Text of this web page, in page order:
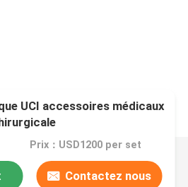
UCI accessoires médicaux
Prix：USD1200 per set
Contactez nous